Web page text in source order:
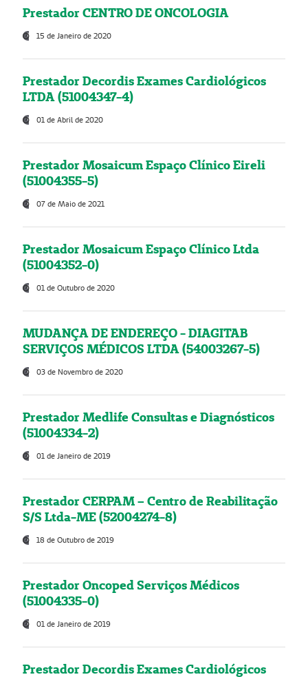
Prestador CENTRO DE ONCOLOGIA
15 de Janeiro de 2020
Prestador Decordis Exames Cardiológicos
LTDA (51004347-4)
01 de Abril de 2020
Prestador Mosaicum Espaço Clínico Eireli
(51004355-5)
07 de Maio de 2021
Prestador Mosaicum Espaço Clínico Ltda
(51004352-0)
01 de Outubro de 2020
MUDANÇA DE ENDEREÇO - DIAGITAB
SERVIÇOS MÉDICOS LTDA (54003267-5)
03 de Novembro de 2020
Prestador Medlife Consultas e Diagnósticos
(51004334-2)
01 de Janeiro de 2019
Prestador CERPAM – Centro de Reabilitação
S/S Ltda-ME (52004274-8)
18 de Outubro de 2019
Prestador Oncoped Serviços Médicos
(51004335-0)
01 de Janeiro de 2019
Prestador Decordis Exames Cardiológicos